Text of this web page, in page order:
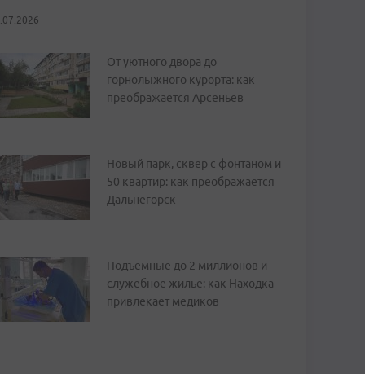
От уютного двора до
горнолыжного курорта: как
преображается Арсеньев
Новый парк, сквер с фонтаном и
50 квартир: как преображается
Дальнегорск
Подъемные до 2 миллионов и
служебное жилье: как Находка
привлекает медиков